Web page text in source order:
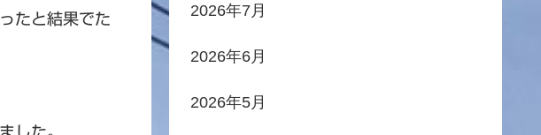
たと結果でた
した。
2026年7月
2026年6月
2026年5月